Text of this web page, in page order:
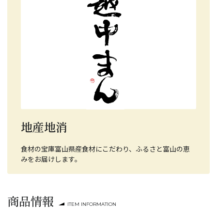
地産地消
食材の宝庫富山県産食材にこだわり、ふるさと富山の恵
みをお届けします。
商品情報 ITEM INFORMATION